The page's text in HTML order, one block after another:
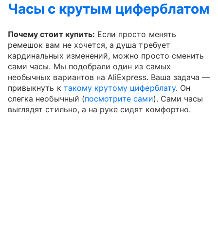
Часы с крутым циферблатом
Почему стоит купить: Если просто менять
ремешок вам не хочется, а душа требует
кардинальных изменений, можно просто сменить
сами часы. Мы подобрали один из самых
необычных вариантов на AliExpress. Ваша задача —
привыкнуть к такому крутому циферблату. Он
слегка необычный (посмотрите сами). Сами часы
выглядят стильно, а на руке сидят комфортно.